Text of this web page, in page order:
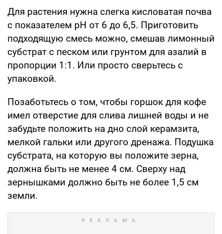
Для растения нужна слегка кисловатая почва
с показателем pH от 6 до 6,5. Приготовить
подходящую смесь можно, смешав лимонный
субстрат с песком или грунтом для азалий в
пропорции 1:1. Или просто сверьтесь с
упаковкой.
Позаботьтесь о том, чтобы горшок для кофе
имел отверстие для слива лишней воды и не
забудьте положить на дно слой керамзита,
мелкой гальки или другого дренажа. Подушка
субстрата, на которую вы положите зерна,
должна быть не менее 4 см. Сверху над
зернышками должно быть не более 1,5 см
земли.